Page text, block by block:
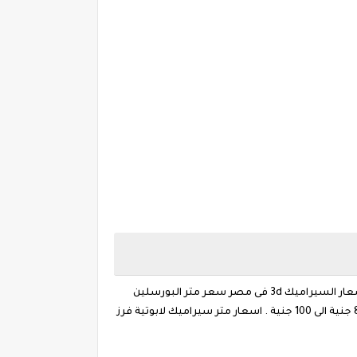
والاسعار متقاربة..بجميع المعارض بمحافظة الدقهلية والشرقية ودمياط و6 اكتوبر ننشر اسعار السيراميك و البورسلين اليوم - اسعار السيراميك 3d فى مصر سعر متر البورسلين
كليوباترا - سيراميك رويال متر الأرضيات العادى بسعر 70 جنيه. - اسعار السيراميك, اسعار متر سيراميك كليوباترا فرز اول يبدأ من 85 جنية الى 100 جنية . اسعار متر سيراميك لابوتية فرز